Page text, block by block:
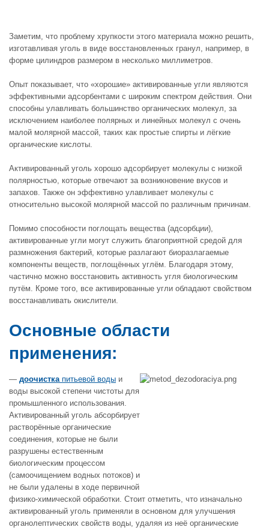
Заметим, что проблему хрупкости этого материала можно решить,
изготавливая уголь в виде восстановленных гранул, например, в
форме цилиндров размером в несколько миллиметров.
Опыт показывает, что «хорошие» активированные угли являются
эффективными адсорбентами с широким спектром действия. Они
способны улавливать большинство органических молекул, за
исключением наиболее полярных и линейных молекул с очень
малой молярной массой, таких как простые спирты и лёгкие
органические кислоты.
Активированный уголь хорошо адсорбирует молекулы с низкой
полярностью, которые отвечают за возникновение вкусов и
запахов. Также он эффективно улавливает молекулы с
относительно высокой молярной массой по различным причинам.
Помимо способности поглощать вещества (адсорбции),
активированные угли могут служить благоприятной средой для
размножения бактерий, которые разлагают биоразлагаемые
компоненты веществ, поглощённых углём. Благодаря этому,
частично можно восстановить активность угля биологическим
путём. Кроме того, все активированные угли обладают свойством
восстанавливать окислители.
Основные области
применения:
— доочисткапитьевой воды и
воды высокой степени чистоты для
промышленного использования.
Активированный уголь абсорбирует
растворённые органические
соединения, которые не были
разрушены естественным
биологическим процессом
(самоочищением водных потоков) и
не были удалены в ходе первичной
физико-химической обработки. Стоит отметить, что изначально
активированный уголь применяли в основном для улучшения
органолептических свойств воды, удаляя из неё органические